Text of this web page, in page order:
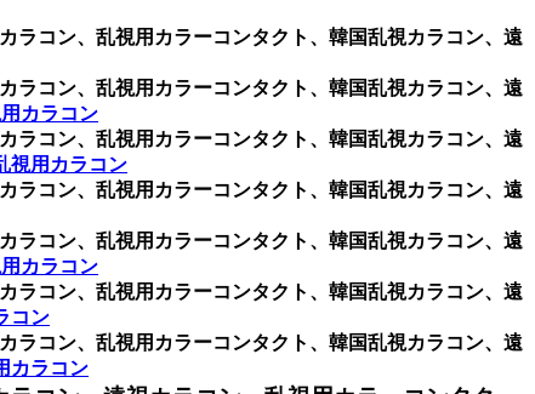
ラコン、乱視用カラーコンタクト、韓国乱視カラコン、遠
ラコン、乱視用カラーコンタクト、韓国乱視カラコン、遠
カラコン
ラコン、乱視用カラーコンタクト、韓国乱視カラコン、遠
視用カラコン
ラコン、乱視用カラーコンタクト、韓国乱視カラコン、遠
ラコン、乱視用カラーコンタクト、韓国乱視カラコン、遠
カラコン
ラコン、乱視用カラーコンタクト、韓国乱視カラコン、遠
コン
ラコン、乱視用カラーコンタクト、韓国乱視カラコン、遠
カラコン